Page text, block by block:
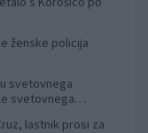
ženske policija
svetovnega
svetovnega
lastnik prosi za